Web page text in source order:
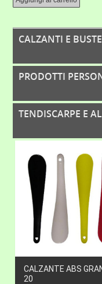
CALZANTI E BUSTE
PRODOTTI
TENDISCARPE E
CALZANTE ABS
20